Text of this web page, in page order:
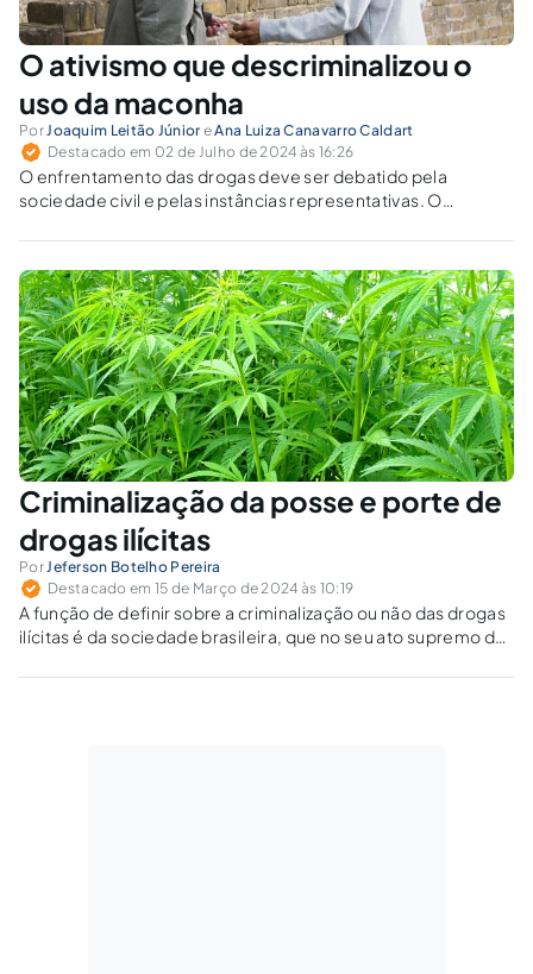
O ativismo que descriminalizou o
uso da maconha
Por Joaquim Leitão Júnior eAna Luiza Canavarro Caldart
Destacado em 02 de Julho de 2024 às 16:26
O enfrentamento das drogas deve ser debatido pela
sociedade civil e pelas instâncias representativas. O
traficantes, milícias e facções, não está apto a se debruçar
sobre a questão.
Criminalização da posse e porte de
drogas ilícitas
PorJeferson Botelho Pereira
Destacado em 15 de Março de 2024 às 10:19
A função de definir sobre a criminalização ou não das drogas
ilícitas é da sociedade brasileira, que no seu ato supremo de